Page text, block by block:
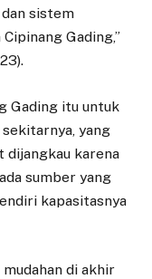
sistem
Gading,”
Gading itu untuk
yang
karena
sumber yang
kapasitasnya
mudahan di akhir